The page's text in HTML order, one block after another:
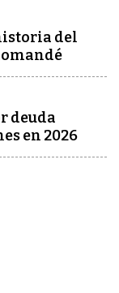
del
deuda
en 2026